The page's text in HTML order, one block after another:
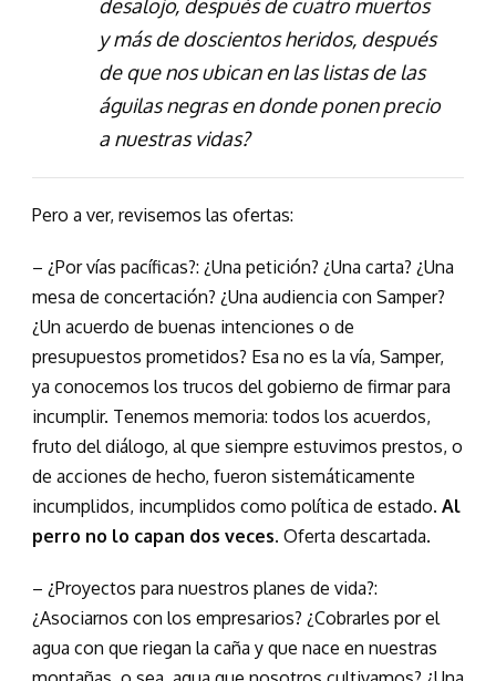
desalojo, después de cuatro muertos
y más de doscientos heridos, después
de que nos ubican en las listas de las
águilas negras en donde ponen precio
a nuestras vidas?
Pero a ver, revisemos las ofertas:
– ¿Por vías pacíficas?: ¿Una petición? ¿Una carta? ¿Una
mesa de concertación? ¿Una audiencia con Samper?
¿Un acuerdo de buenas intenciones o de
presupuestos prometidos? Esa no es la vía, Samper,
ya conocemos los trucos del gobierno de firmar para
incumplir. Tenemos memoria: todos los acuerdos,
fruto del diálogo, al que siempre estuvimos prestos, o
de acciones de hecho, fueron sistemáticamente
incumplidos, incumplidos como política de estado. Al
perro no lo capan dos veces. Oferta descartada.
– ¿Proyectos para nuestros planes de vida?:
¿Asociarnos con los empresarios? ¿Cobrarles por el
agua con que riegan la caña y que nace en nuestras